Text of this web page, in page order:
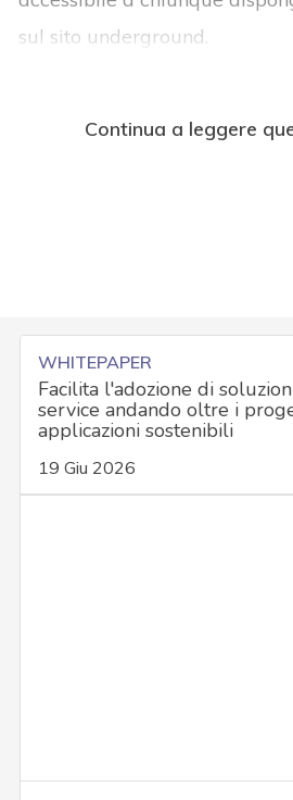
sul sito underground.
Continua a leggere
WHITEPAPER
Facilita l'adozione di
service andando oltre i
applicazioni sostenibili
19 Giu 2026